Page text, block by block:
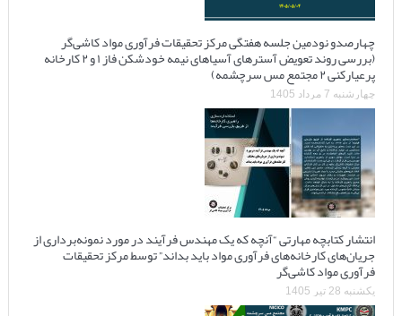
چهارصدو نودمین جلسه هفتگی مرکز تحقیقات فرآوری مواد کاشی‌گر
(بررسی روند تعویض آسترهای آسیاهای نیمه خودشکن فاز ۱ و ۲ کارخانه
پرعیارکنی ۲ مجتمع مس سرچشمه)
چهارشنبه 7 مرداد 1405
انتشار کتابچه مهارتی “آنچه که یک مهندس فرآیند در مورد نمونه‌برداری از
جریان‌های کارخانه‌های فرآوری مواد باید بداند” توسط مرکز تحقیقات
فرآوری مواد کاشی‌گر
یکشنبه 28 تیر 1405